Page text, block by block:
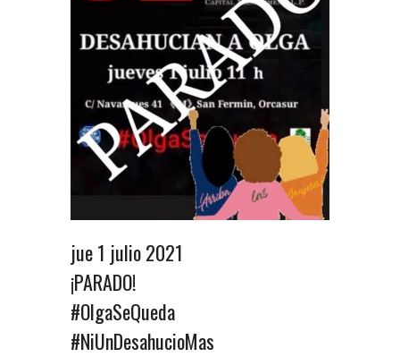
jue 1 julio 2021
¡PARADO!
#OlgaSeQueda
#NiUnDesahucioMas